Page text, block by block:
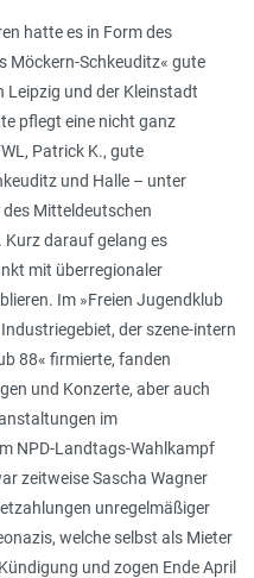
hatte es in Form des
Möckern-Schkeuditz« gute
Leipzig und der Kleinstadt
pflegt eine nicht ganz
Patrick K., gute
und Halle – unter
Mitteldeutschen
Kurz darauf gelang es
mit überregionaler
Im »Freien Jugendklub
der szene-intern
88« firmierte, fanden
und Konzerte, aber auch
im
NPD-Landtags-Wahlkampf
zeitweise Sascha Wagner
unregelmäßiger
welche selbst als Mieter
und zogen Ende April